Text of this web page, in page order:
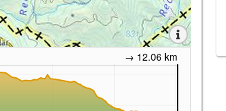
→ 12.06 km